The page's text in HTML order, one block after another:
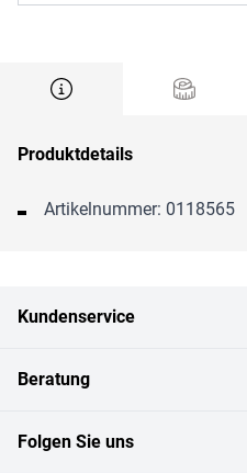
Produktdetails
Artikelnummer: 0118565
Kundenservice
Beratung
Folgen Sie uns